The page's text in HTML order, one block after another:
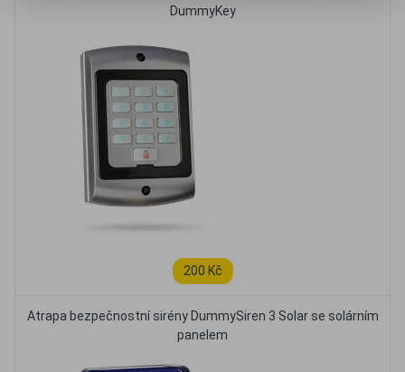
DummyKey
200 Kč
Atrapa bezpečnostní sirény DummySiren 3 Solar se solárním
panelem